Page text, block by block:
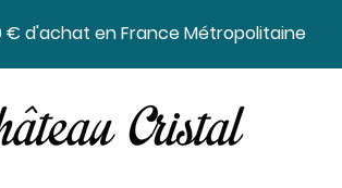
€ d'achat en France Métropolitaine